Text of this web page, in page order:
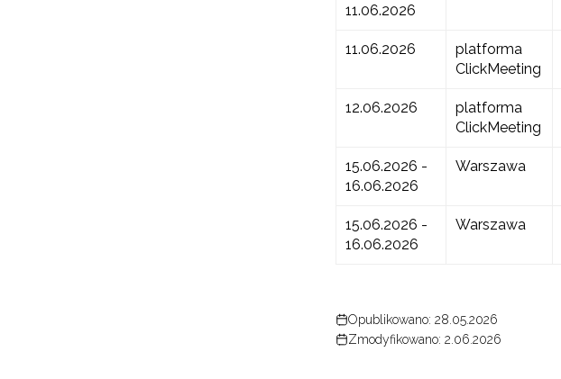
11.06.2026
11.06.2026
platforma
ClickMeeting
12.06.2026
platforma
ClickMeeting
15.06.2026 -
16.06.2026
Warszawa
15.06.2026 -
16.06.2026
Warszawa
Opublikowano: 28.05.2026
Zmodyfikowano: 2.06.2026